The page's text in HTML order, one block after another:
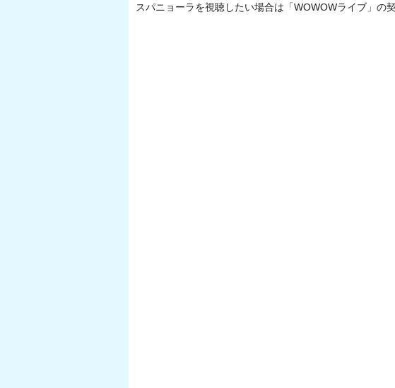
スパニョーラを視聴したい場合は「WOWOWライブ」の